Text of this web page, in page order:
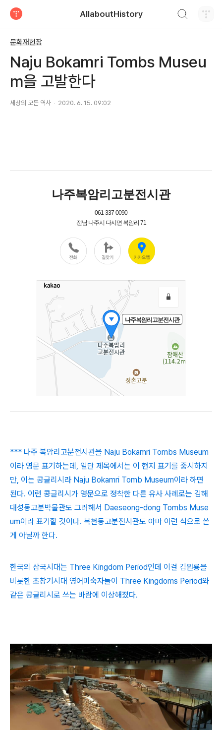
AllaboutHistory
문화재현장
Naju Bokamri Tombs Museu
m을 고발한다
세상의 모든 역사 2020. 6. 15. 09:02
*** 나주 복암리고분전시관을 Naju Bokamri Tombs Museum
이라 영문 표기하는데, 일단 제목에서는 이 현지 표기를 중시하지
만, 이는 콩글리시라 Naju Bokamri Tomb Museum이라 하면
된다. 이런 콩글리시가 영문으로 정착한 다른 유사 사례로는 김해
대성동고분박물관도 그러해서 Daeseong-dong Tombs Muse
um이라 표기할 것이다. 복천동고분전시관도 아마 이런 식으로 쓴
게 아닐까 한다.
한국의 삼국시대는 Three Kingdom Period인데 이걸 김원룡을
비롯한 초창기시대 영어미숙자들이 Three Kingdoms Period와
같은 콩글리시로 쓰는 바람에 이상해졌다.